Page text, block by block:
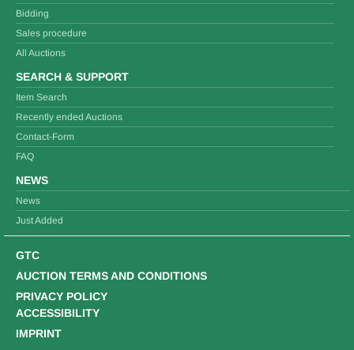
Bidding
Sales procedure
All Auctions
SEARCH & SUPPORT
Item Search
Recently ended Auctions
Contact-Form
FAQ
NEWS
News
Just Added
GTC
AUCTION TERMS AND CONDITIONS
PRIVACY POLICY
ACCESSIBILITY
IMPRINT